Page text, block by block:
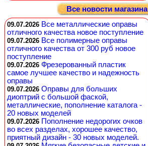
Все новости магазина
09.07.2026 Все металлические оправы
отличного качества новое поступление
09.07.2026 Все полимерные оправы
отличного качества от 300 руб новое
поступление
09.07.2026 Фрезерованный пластик
самое лучшее качество и надежность
оправы
09.07.2026 Оправы для больших
диоптрий с большой фаской,
металлические, пополнение каталога -
20 новых моделей
09.07.2026 Пополнение недорогих очков
во всех разделах, хорошее качество,
приятный дизайн - 30 новых моделей.